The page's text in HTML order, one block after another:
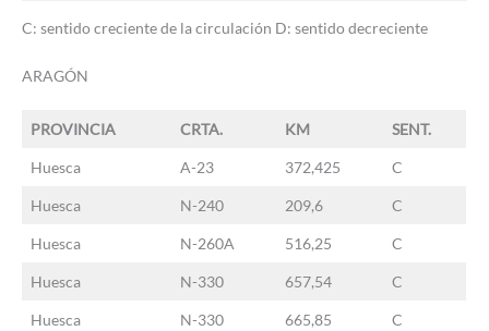
C: sentido creciente de la circulación D: sentido decreciente
ARAGÓN
PROVINCIA CRTA. KM SENT.
Huesca A-23 372,425 C
Huesca N-240 209,6 C
Huesca N-260A 516,25 C
Huesca N-330 657,54 C
Huesca N-330 665,85 C